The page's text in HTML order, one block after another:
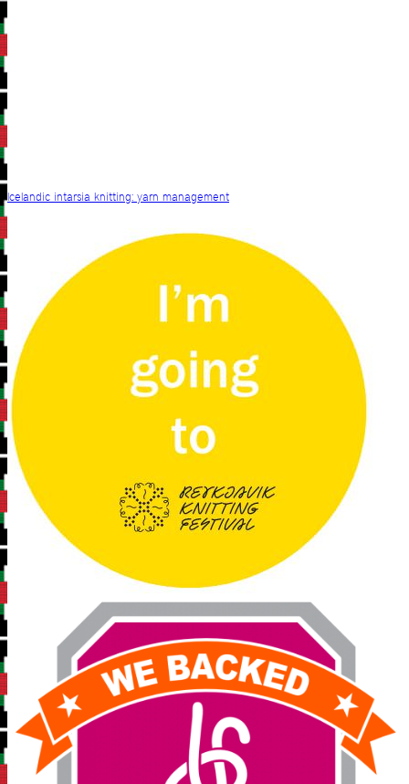
Icelandic intarsia knitting: yarn management